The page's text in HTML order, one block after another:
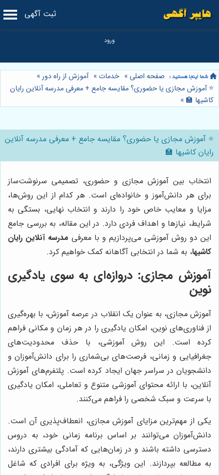
ثبت آگهی
صفحه اصلی » خدمات » آموزش از راه دور»
⭐️ آموزش مجازی یا حضوری؟ مقایسه جامع + معرفی مدرسه آنلاین رایان
کاشیها 🏫 »
⭐️ آموزش مجازی یا حضوری؟ مقایسه جامع + معرفی مدرسه آنلاین
رایان کاشیها 🏫
انتخاب بین آموزش مجازی و حضوری، تصمیمی سرنوشت‌ساز
برای هر دانش‌آموز و خانواده‌ای است. هر کدام از این روش‌ها،
مزایا و معایب خاص خود را دارند و انتخاب نهایی، بستگی به
شرایط، نیازها و اهداف فردی دارد. در این مقاله، به بررسی جامع
این دو روش آموزشی می‌پردازیم و با معرفی مدرسه آنلاین رایان
کاشیها، به شما در انتخابی آگاهانه کمک خواهیم کرد.
آموزش مجازی: دروازه‌ای به سوی یادگیری
نوین
آموزش مجازی، به عنوان یک انقلاب در عرصه آموزش، با بهره‌گیری
از فناوری‌های نوین، امکان یادگیری را در هر زمان و مکانی فراهم
کرده است. این روش آموزشی، با حذف محدودیت‌های
جغرافیایی و زمانی، فرصت‌های بی‌شماری را برای دانش‌آموزان و
دانشجویان در سراسر جهان ایجاد کرده است. پلتفرم‌های آموزش
آنلاین، با ارائه محتوای آموزشی متنوع و تعاملی، امکان یادگیری
با سرعت و سبک شخصی را فراهم می‌کنند.
یکی از مهم‌ترین مزایای آموزش مجازی، انعطاف‌پذیری آن است.
دانش‌آموزان می‌توانند بر اساس برنامه زمانی خود، به دروس
دسترسی داشته باشند و در زمان‌هایی که آمادگی بیشتری دارند،
به مطالعه بپردازند. این ویژگی، به ویژه برای افرادی که شاغل